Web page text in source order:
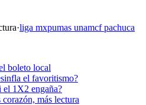
·liga mxpumas unamcf pachuca
boleto local
el favoritismo?
el 1X2 engaña?
más lectura